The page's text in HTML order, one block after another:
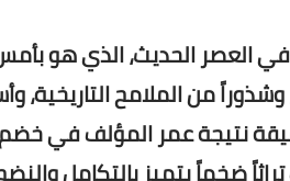
العصر الحديث، الذي هو
من الملامح التاريخية،
نتيجة عمر المؤلف في
ضخماً يتميز بالتكامل